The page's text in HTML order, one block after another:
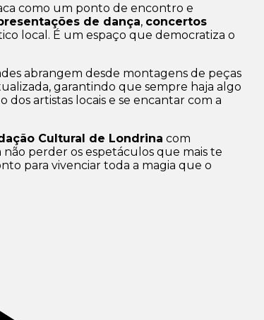
como um ponto de encontro e
de dança, concertos
local. É um espaço que democratiza o
abrangem desde montagens de peças
garantindo que sempre haja algo
artistas locais e se encantar com a
Cultural de Londrina com
não perder os espetáculos que mais te
para vivenciar toda a magia que o